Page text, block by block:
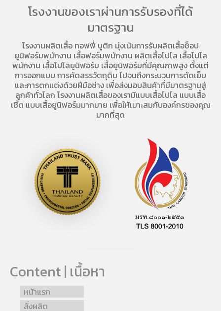
โรงงานของเราผ่านการรับรองที่ได้
มาตรฐาน
โรงงานผลิตเสื้อ ทอฟฟี่ บูติก มุ่งเน้นการรับผลิตเสื้อช็อป
ยูนิฟอร์มพนักงาน เสื้อฟอร์มพนักงาน ผลิตเสื้อโปโล เสื้อโปโล
พนักงาน เสื้อโปโลยูนิฟอร์ม เสื้อยูนิฟอร์มที่มีคุณภาพสูง ตั้งแต่
การออกแบบ การคัดสรรวัตถุดิบ ไปจนถึงกระบวนการตัดเย็บ
และการตกแต่งด้วยฝีมือช่าง เพื่อส่งมอบสินค้าที่มีมาตรฐานสู่
ลูกค้าทั่วโลก โรงงานผลิตเสื้อของเรามีแบบเสื้อโปโล แบบเสื้อ
เชิ้ต แบบเสื้อยูนิฟอร์มมากมาย เพื่อให้เมาะสมกับองค์กรของคุณ
มากที่สุด
Content | เนื้อหา
หน้าแรก
สั่งผลิต